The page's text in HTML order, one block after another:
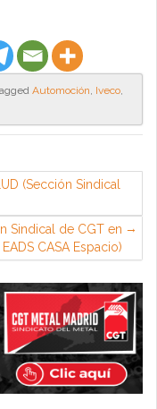
Automoción Iveco
(Sección Sindical
Sindical de CGT en
EADS CASA Espacio)